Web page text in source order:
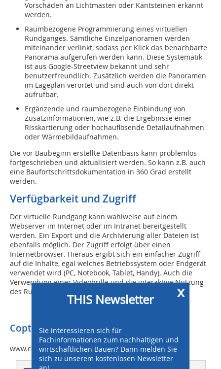
Vorschäden an Lichtmasten oder Kantsteinen erkannt
werden.
Raumbezogene Programmierung eines virtuellen
Rundganges. Sämtliche Einzelpanoramen werden
miteinander verlinkt, sodass per Klick das benachbarte
Panorama aufgerufen werden kann. Diese Systematik
ist aus Google-Streetview bekannt und sehr
benutzerfreundlich. Zusätzlich werden die Panoramen
im Lageplan verortet und sind auch von dort direkt
aufrufbar.
Ergänzende und raumbezogene Einbindung von
Zusatzinformationen, wie z.B. die Ergebnisse einer
Risskartierung oder hochauflösende Detailaufnahmen
oder Wärmebildaufnahmen.
Die vor Baubeginn erstellte Datenbasis kann problemlos
fortgeschrieben und aktualisiert werden. So kann z.B. auch
eine Baufortschrittsdokumentation in 360 Grad erstellt
werden.
Verfügbarkeit und Zugriff
Der virtuelle Rundgang kann wahlweise auf einem
Webserver im Internet oder im Intranet bereitgestellt
werden. Ein Export und die Archivierung aller Dateien ist
ebenfalls möglich. Der Zugriff erfolgt über einen
Internetbrowser. Hieraus ergibt sich ein einfacher Zugriff
auf die Inhalte, egal welches Betriebssystem oder Endgerät
verwendet wird (PC, Notebook, Tablet, Handy). Auch die
Verwendung einer Videobrille und die interaktive Nutzung
des Rundganges ist möglich.
CopterCloud GmbH
www.coptercloud.de
x
THIS Newsletter
Sie interessieren sich für
Fachinformationen zum nachhaltigen und
wirtschaftlichen Bauen? Dann melden Sie
sich zu unserem kostenlosen Newsletter